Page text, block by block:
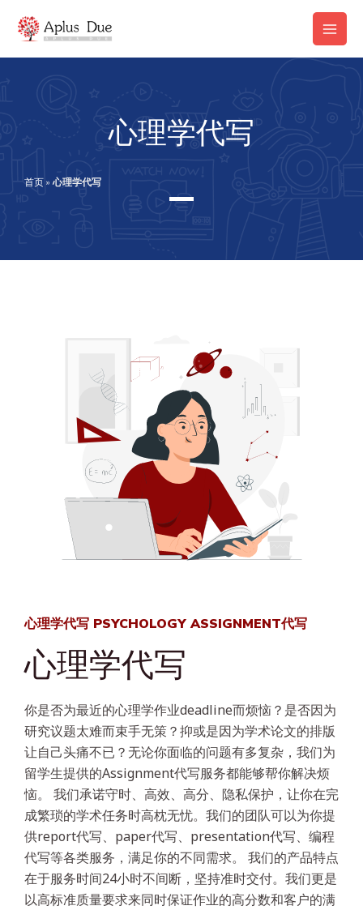
内
Main
心理学代写
首页»心理学代写
心理学代写 PSYCHOLOGY ASSIGNMENT代写
心理学代写
你是否为最近的心理学作业deadline而烦恼？是否因为
研究议题太难而束手无策？抑或是因为学术论文的排版
让自己头痛不已？无论你面临的问题有多复杂，我们为
留学生提供的Assignment代写服务都能够帮你解决烦
恼。 我们承诺守时、高效、高分、隐私保护，让你在完
成繁琐的学术任务时高枕无忧。我们的团队可以为你提
供report代写、paper代写、presentation代写、编程
代写等各类服务，满足你的不同需求。 我们的产品特点
在于服务时间24小时不间断，坚持准时交付。我们更是
以高标准质量要求来同时保证作业的高分数和客户的满